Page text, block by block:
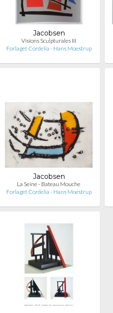
Jacobsen
Visions Sculpturales III
Forlaget Cordelia - Hans Moestrup
Jacobsen
La Seine - Bateau Mouche
Forlaget Cordelia - Hans Moestrup